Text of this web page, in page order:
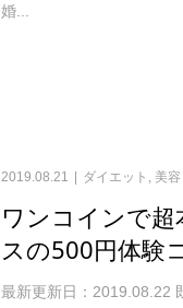
婚...
2019.08.21 ダイエット , 美容
ワンコインで
スの500円体験
最新更新日：2019.08.22